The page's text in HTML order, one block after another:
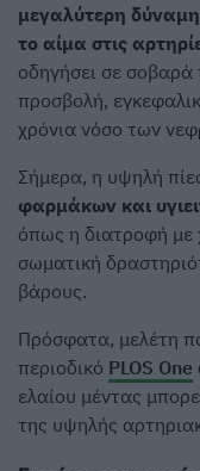
μεγαλύτερη δύναμη
το αίμα στις
οδηγήσει σε
προσβολή,
χρόνια νόσο των
Σήμερα, η υψηλή
φαρμάκων και
όπως η διατροφή με
σωματική
βάρους.
Πρόσφατα, μελέτη
περιοδικό PLOS One
ελαίου μέντας
της υψηλής